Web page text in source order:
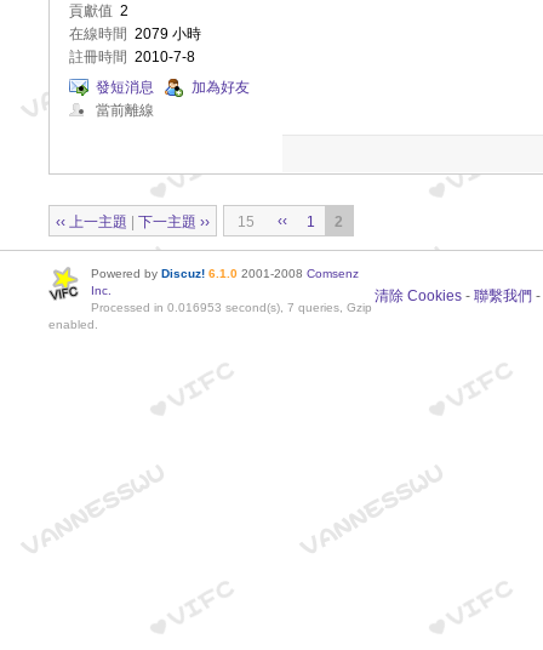
貢獻值 2
在線時間 2079 小時
註冊時間 2010-7-8
發短消息
加為好友
當前離線
‹‹ 上一主題 下一主題 ›› 15 ‹‹ 1 2
清除 Cookies - 聯繫我們 -
Powered by Discuz! 6.1.0 2001-2008 Comsenz
Inc.
Processed in 0.016953 second(s), 7 queries, Gzip
enabled.